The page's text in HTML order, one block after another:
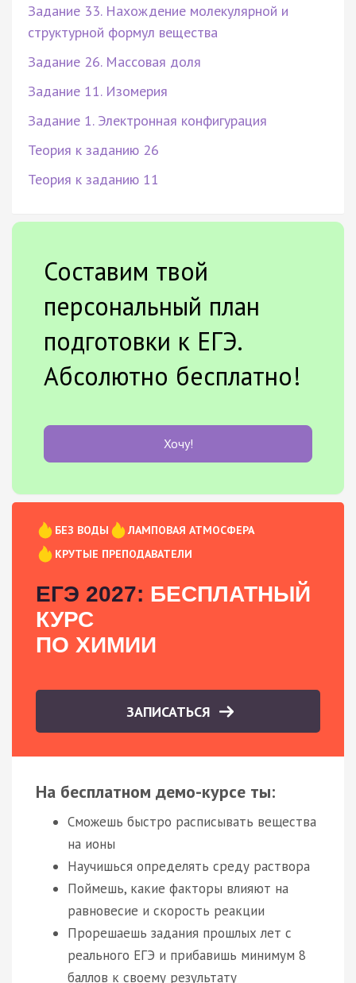
Задание 33. Нахождение молекулярной и
структурной формул вещества
Задание 26. Массовая доля
Задание 11. Изомерия
Задание 1. Электронная конфигурация
Теория к заданию 26
Теория к заданию 11
Составим твой
персональный план
подготовки к ЕГЭ.
Абсолютно бесплатно!
Хочу!
БЕЗ ВОДЫ
ЛАМПОВАЯ АТМОСФЕРА
КРУТЫЕ ПРЕПОДАВАТЕЛИ
ЕГЭ 2027: БЕСПЛАТНЫЙ
КУРС
ПО ХИМИИ
ЗАПИСАТЬСЯ
На бесплатном демо-курсе ты:
Сможешь быстро расписывать вещества
на ионы
Научишься определять среду раствора
Поймешь, какие факторы влияют на
равновесие и скорость реакции
Прорешаешь задания прошлых лет с
реального ЕГЭ и прибавишь минимум 8
баллов к своему результату